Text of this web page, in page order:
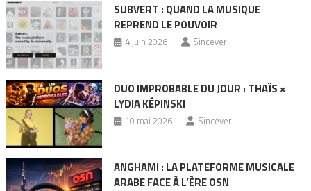
SUBVERT : QUAND LA MUSIQUE
REPREND LE POUVOIR
4 juin 2026 Sincever
DUO IMPROBABLE DU JOUR : THAÏS ×
LYDIA KÉPINSKI
10 mai 2026 Sincever
ANGHAMI : LA PLATEFORME MUSICALE
ARABE FACE À L’ÈRE OSN